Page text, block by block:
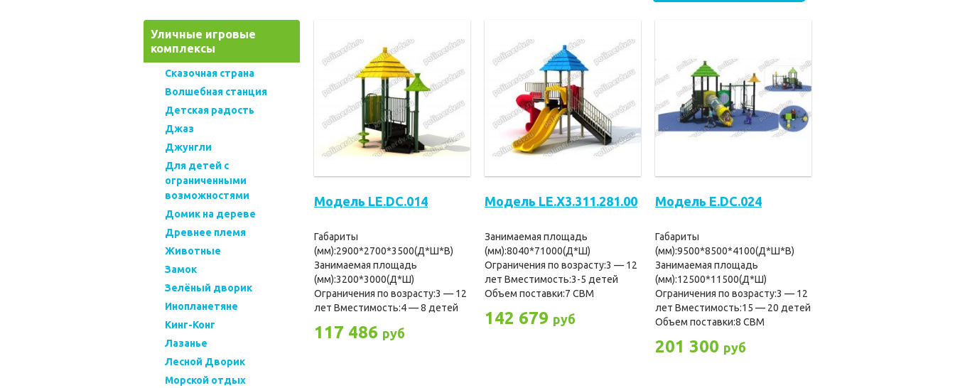
Уличные игровые
комплексы
Cказочная страна
Волшебная станция
Детская радость
Джаз
Джунгли
Для детей с
ограниченными
возможностями
Домик на дереве
Древнее племя
Животные
Замок
Зелёный дворик
Инопланетяне
Кинг-Конг
Лазанье
Лесной Дворик
Морской отдых
Модель LE.DC.014
Габариты
(мм):2900*2700*3500(Д*Ш*В)
Занимаемая площадь
(мм):3200*3000(Д*Ш)
Ограничения по возрасту:3 — 12
лет Вместимость:4 — 8 детей
117 486 руб
Модель LE.X3.311.281.00
Занимаемая площадь
(мм):8040*71000(Д*Ш)
Ограничения по возрасту:3 — 12
лет Вместимость:3-5 детей
Объем поставки:7 CBM
142 679 руб
Модель E.DC.024
Габариты
(мм):9500*8500*4100(Д*Ш*В)
Занимаемая площадь
(мм):12500*11500(Д*Ш)
Ограничения по возрасту:3 — 12
лет Вместимость:15 — 20 детей
Объем поставки:8 СBM
201 300 руб